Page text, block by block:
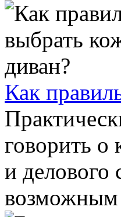
Как
говорить о
и делового
возможным